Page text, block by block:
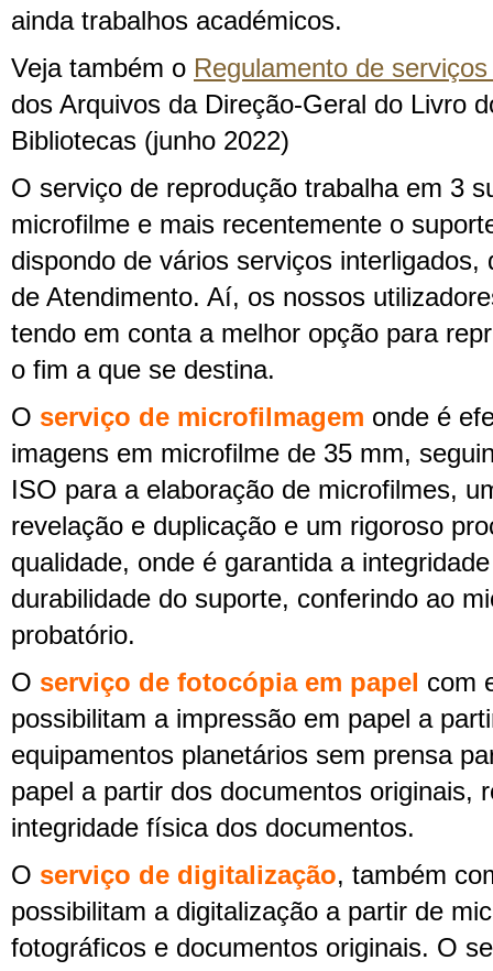
ainda trabalhos académicos.
Veja também o Regulamento de
dos Arquivos da Direção-Geral do Livro
Bibliotecas (junho 2022)
O serviço de reprodução trabalha em 3
microfilme e mais recentemente o
dispondo de vários serviços interligados,
de Atendimento. Aí, os nossos
tendo em conta a melhor opção para
o fim a que se destina.
O serviço de microfilmagem onde é
imagens em microfilme de 35 mm,
ISO para a elaboração de microfilmes,
revelação e duplicação e um rigoroso
qualidade, onde é garantida a
durabilidade do suporte, conferindo ao
probatório.
O serviço de fotocópia em papel com
possibilitam a impressão em papel a
equipamentos planetários sem prensa
papel a partir dos documentos originais,
integridade física dos documentos.
O serviço de digitalização, também
possibilitam a digitalização a partir de
fotográficos e documentos originais. O